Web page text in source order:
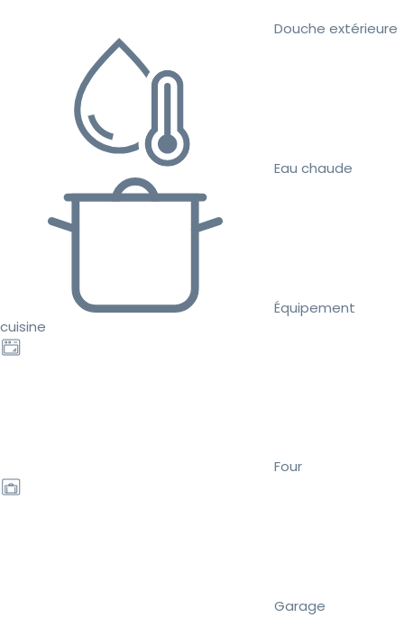
Douche extérieure
Eau chaude
Équipement
cuisine
Four
Garage